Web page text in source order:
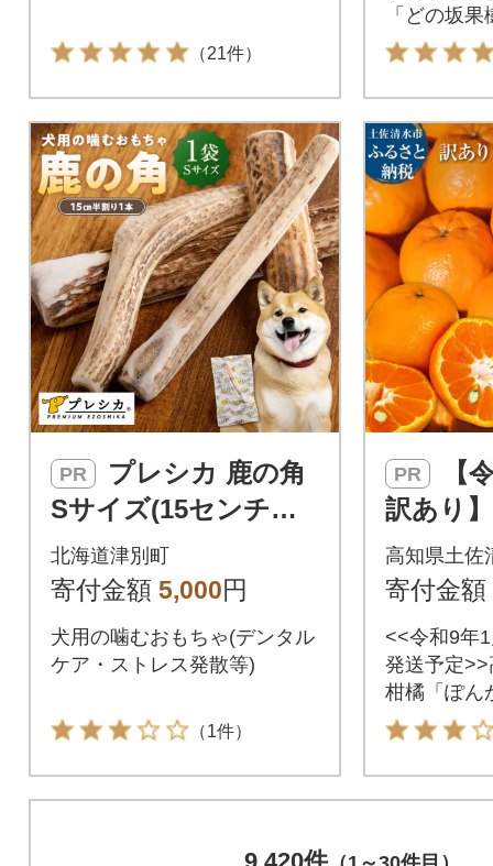
（21件）
「どの坂
ぜひご賞味
PR
Sサイズ(15センチ半
割り1本)1袋 | 北海道
津別町
北海道津別町
寄付金額 5,000円
犬用の噛むおもちゃ(デンタル
ケア・ストレス発散等)
（1件）
PR
訳あり
(オレン
ンの親
高知県土佐
寄付金額
<<令和9年
発送予定
柑橘「ぽん
届けいた
外皮にキズ
る「訳あり
して美味し
9,420件